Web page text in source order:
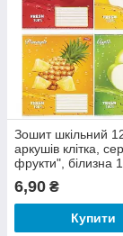
Зошит шкільний
аркушів клітка,
фрукти", білизна
6,90 ₴
Купити